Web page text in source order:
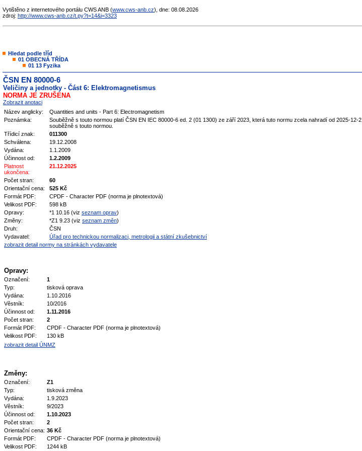
Vytištěno z internetového portálu CWS ANB (www.cws-anb.cz), dne: 08.08.2026
zdroj: http://www.cws-anb.cz/t.py?t=14&i=3323
Hledat podle tříd
01 OBECNÁ TŘÍDA
01 13 Fyzika
ČSN EN 80000-6
Veličiny a jednotky - Část 6: Elektromagnetismus
NORMA JE ZRUŠENA
Zobrazit anotaci
Název anglicky:
Quantities and units - Part 6: Electromagnetism
Poznámka:
Souběžně s touto normou platí ČSN EN IEC 80000-6 ed. 2 (01 1300) ze září 2023, která tuto normu zcela nahradí od 2025-
souběžně s touto normou.
Třídicí znak:
011300
Schválena:
19.12.2008
Vydána:
1.1.2009
Účinnost od:
1.2.2009
Platnost
ukončena:
21.12.2025
Počet stran:
60
Orientační cena:
525 Kč
Formát PDF:
CPDF - Character PDF (norma je plnotextová)
Velikost PDF:
598 kB
Opravy:
*1 10.16 (viz seznam oprav)
Změny:
*Z1 9.23 (viz seznam změn)
Druh:
ČSN
Vydavatel:
Úřad pro technickou normalizaci, metrologii a státní zkušebnictví
zobrazit detail normy na stránkách vydavatele
Opravy:
Označení:
1
Typ:
tisková oprava
Vydána:
1.10.2016
Věstník:
10/2016
Účinnost od:
1.11.2016
Počet stran:
2
Formát PDF:
CPDF - Character PDF (norma je plnotextová)
Velikost PDF:
130 kB
zobrazit detail ÚNMZ
Změny:
Označení:
Z1
Typ:
tisková změna
Vydána:
1.9.2023
Věstník:
9/2023
Účinnost od:
1.10.2023
Počet stran:
2
Orientační cena: 36 Kč
Formát PDF:
CPDF - Character PDF (norma je plnotextová)
Velikost PDF:
1244 kB